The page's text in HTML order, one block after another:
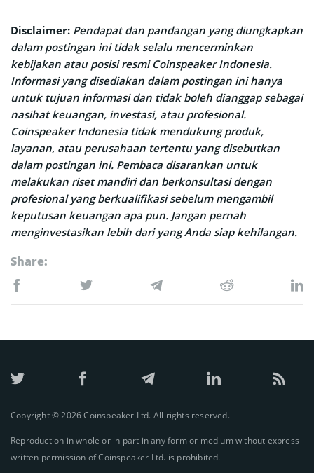
Disclaimer: Pendapat dan pandangan yang diungkapkan
dalam postingan ini tidak selalu mencerminkan
kebijakan atau posisi resmi Coinspeaker Indonesia.
Informasi yang disediakan dalam postingan ini hanya
untuk tujuan informasi dan tidak boleh dianggap sebagai
nasihat keuangan, investasi, atau profesional.
Coinspeaker Indonesia tidak mendukung produk,
layanan, atau perusahaan tertentu yang disebutkan
dalam postingan ini. Pembaca disarankan untuk
melakukan riset mandiri dan berkonsultasi dengan
profesional yang berkualifikasi sebelum mengambil
keputusan keuangan apa pun. Jangan pernah
menginvestasikan lebih dari yang Anda siap kehilangan.
Share:
Copyright © 2026 Coinspeaker Ltd. All rights reserved.
Reproduction in whole or in part in any form or medium without express
written permission of Coinspeaker Ltd. is prohibited.